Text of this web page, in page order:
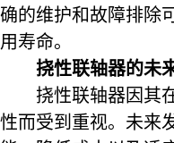
确的维护和故障排除
用寿命。
挠性联轴器的未
挠性联轴器因其
性而受到重视。未来